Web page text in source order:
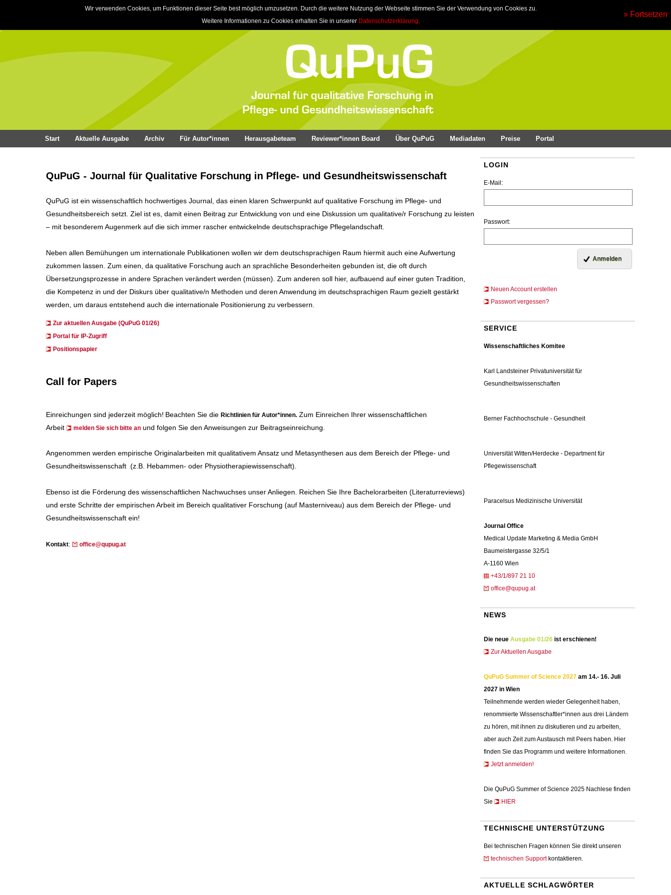
Wir verwenden Cookies, um Funktionen dieser Seite best möglich umzusetzen. Durch die weitere Nutzung der Webseite stimmen Sie der Verwendung von Cookies zu.
Weitere Informationen zu Cookies erhalten Sie in unserer Datenschutzerklärung.
» Fortsetzen
Start Aktuelle Ausgabe Archiv Für Autor*innen Herausgabeteam Reviewer*innen Board Über QuPuG Mediadaten Preise Portal
LOGIN
E-Mail:
Passwort:
Neuen Account erstellen
Passwort vergessen?
SERVICE
Wissenschaftliches Komitee
Karl Landsteiner Privatuniversität für
Gesundheitswissenschaften
Berner Fachhochschule - Gesundheit
Universität Witten/Herdecke - Department für
Pflegewissenschaft
Paracelsus Medizinische Universität
Journal Office
Medical Update Marketing & Media GmbH
Baumeistergasse 32/5/1
A-1160 Wien
+43/1/897 21 10
office@qupug.at
NEWS
Die neue Ausgabe 01/26 ist erschienen!
Zur Aktuellen Ausgabe
QuPuG Summer of Science 2027 am 14.- 16. Juli
2027 in Wien
Teilnehmende werden wieder Gelegenheit haben,
renommierte Wissenschaftler*innen aus drei Ländern
zu hören, mit ihnen zu diskutieren und zu arbeiten,
aber auch Zeit zum Austausch mit Peers haben. Hier
finden Sie das Programm und weitere Informationen.
Jetzt anmelden!
Die QuPuG Summer of Science 2025 Nachlese finden
Sie
HIER
TECHNISCHE UNTERSTÜTZUNG
Bei technischen Fragen können Sie direkt unseren
technischen Supportkontaktieren.
AKTUELLE SCHLAGWÖRTER
QuPuG - Journal für Qualitative Forschung in Pflege- und Gesundheitswissenschaft
QuPuG ist ein wissenschaftlich hochwertiges Journal, das einen klaren Schwerpunkt auf qualitative Forschung im Pflege- und
Gesundheitsbereich setzt. Ziel ist es, damit einen Beitrag zur Entwicklung von und eine Diskussion um qualitative/r Forschung zu leisten
– mit besonderem Augenmerk auf die sich immer rascher entwickelnde deutschsprachige Pflegelandschaft.
Neben allen Bemühungen um internationale Publikationen wollen wir dem deutschsprachigen Raum hiermit auch eine Aufwertung
zukommen lassen. Zum einen, da qualitative Forschung auch an sprachliche Besonderheiten gebunden ist, die oft durch
Übersetzungsprozesse in andere Sprachen verändert werden (müssen). Zum anderen soll hier, aufbauend auf einer guten Tradition,
die Kompetenz in und der Diskurs über qualitative/n Methoden und deren Anwendung im deutschsprachigen Raum gezielt gestärkt
werden, um daraus entstehend auch die internationale Positionierung zu verbessern.
Zur aktuellen Ausgabe (QuPuG 01/26)
​​​Portal für IP-Zugriff
Positionspapier
Call for Papers
Einreichungen sind jederzeit möglich! Beachten Sie die Richtlinien für Autor*innen. Zum Einreichen Ihrer wissenschaftlichen
Arbeit
melden Sie sich bitte an und folgen Sie den Anweisungen zur Beitragseinreichung.
Angenommen werden empirische Originalarbeiten mit qualitativem Ansatz und Metasynthesen aus dem Bereich der Pflege- und
Gesundheitswissenschaft (z.B. Hebammen- oder Physiotherapiewissenschaft).
Ebenso ist die Förderung des wissenschaftlichen Nachwuchses unser Anliegen. Reichen Sie Ihre Bachelorarbeiten (Literaturreviews)
und erste Schritte der empirischen Arbeit im Bereich qualitativer Forschung (auf Masterniveau) aus dem Bereich der Pflege- und
Gesundheitswissenschaft ein!
Kontakt: office@qupug.at